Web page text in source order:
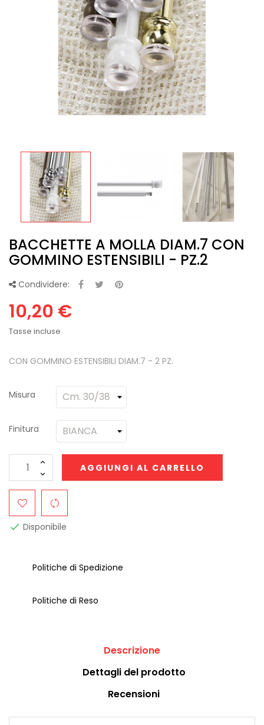
BACCHETTE A MOLLA DIAM.7 CON
GOMMINO ESTENSIBILI - PZ.2
Condividere:
10,20 €
Tasse incluse
CON GOMMINO ESTENSIBILI DIAM.7 - 2 PZ.
Misura
Finitura
AGGIUNGI AL CARRELLO
 Disponibile
Politiche di Spedizione
Politiche di Reso
Descrizione
Dettagli del prodotto
Recensioni